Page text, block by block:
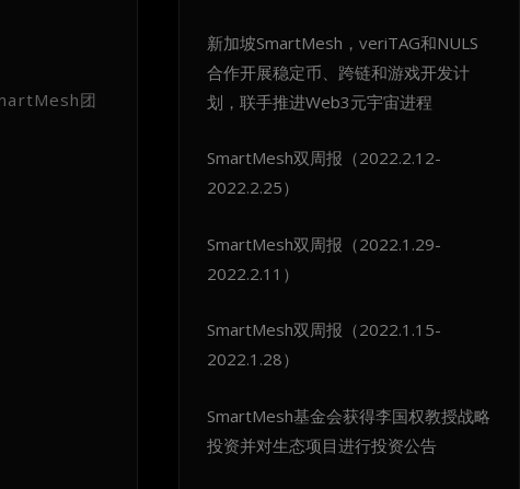
团
新加坡SmartMesh，veriTAG和NULS
合作开展稳定币、跨链和游戏开发计
划，联手推进Web3元宇宙进程
SmartMesh双周报（2022.2.12-
2022.2.25）
SmartMesh双周报（2022.1.29-
2022.2.11）
SmartMesh双周报（2022.1.15-
2022.1.28）
SmartMesh基金会获得李国权教授战略
投资并对生态项目进行投资公告